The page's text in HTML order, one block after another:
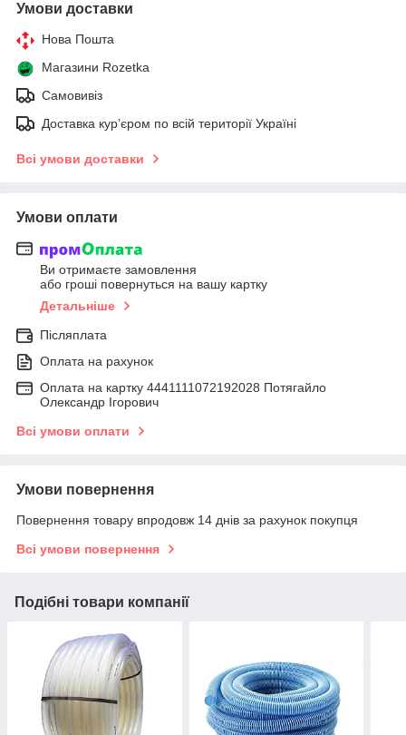
Умови доставки
Нова Пошта
Магазини Rozetka
Самовивіз
Доставка кур’єром по всій території Україні
Всі умови доставки
Умови оплати
Ви отримаєте замовлення
або гроші повернуться на вашу картку
Детальніше
Післяплата
Оплата на рахунок
Оплата на картку 4441111072192028 Потягайло
Олександр Ігорович
Всі умови оплати
Умови повернення
Повернення товару впродовж 14 днів за рахунок покупця
Всі умови повернення
Подібні товари компанії